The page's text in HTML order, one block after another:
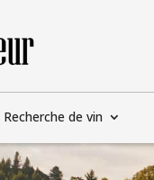
Recherche de vin